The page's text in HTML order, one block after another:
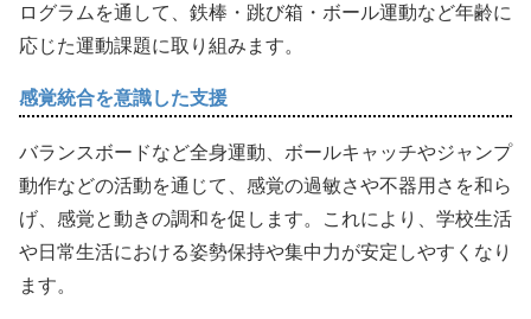
ログラムを通して、鉄棒・跳び箱・ボール運動など年齢に
応じた運動課題に取り組みます。
感覚統合を意識した支援
バランスボードなど全身運動、ボールキャッチやジャンプ
動作などの活動を通じて、感覚の過敏さや不器用さを和ら
げ、感覚と動きの調和を促します。これにより、学校生活
や日常生活における姿勢保持や集中力が安定しやすくなり
ます。